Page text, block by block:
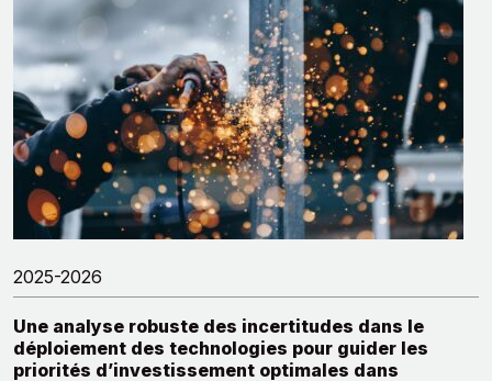
2025-2026
Une analyse robuste des incertitudes dans le
déploiement des technologies pour guider les
priorités d’investissement optimales dans